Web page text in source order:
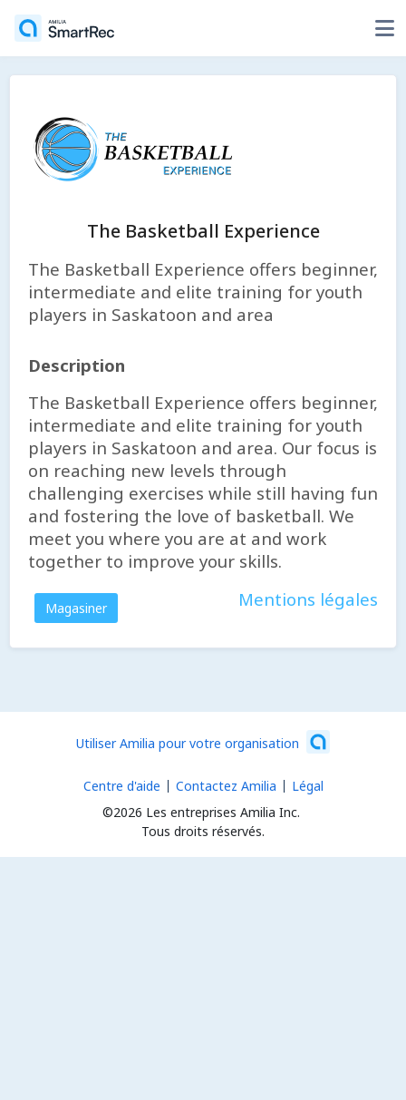
The Basketball Experience
The Basketball Experience offers beginner,
intermediate and elite training for youth
players in Saskatoon and area
Description
The Basketball Experience offers beginner,
intermediate and elite training for youth
players in Saskatoon and area. Our focus is
on reaching new levels through
challenging exercises while still having fun
and fostering the love of basketball. We
meet you where you are at and work
together to improve your skills.
Magasiner Mentions légales
Utiliser Amilia pour votre organisation
©2026 Les entreprises Amilia Inc.
Tous droits réservés.
Centre d'aide Contactez Amilia Légal